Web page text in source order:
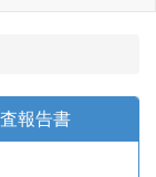
報告書